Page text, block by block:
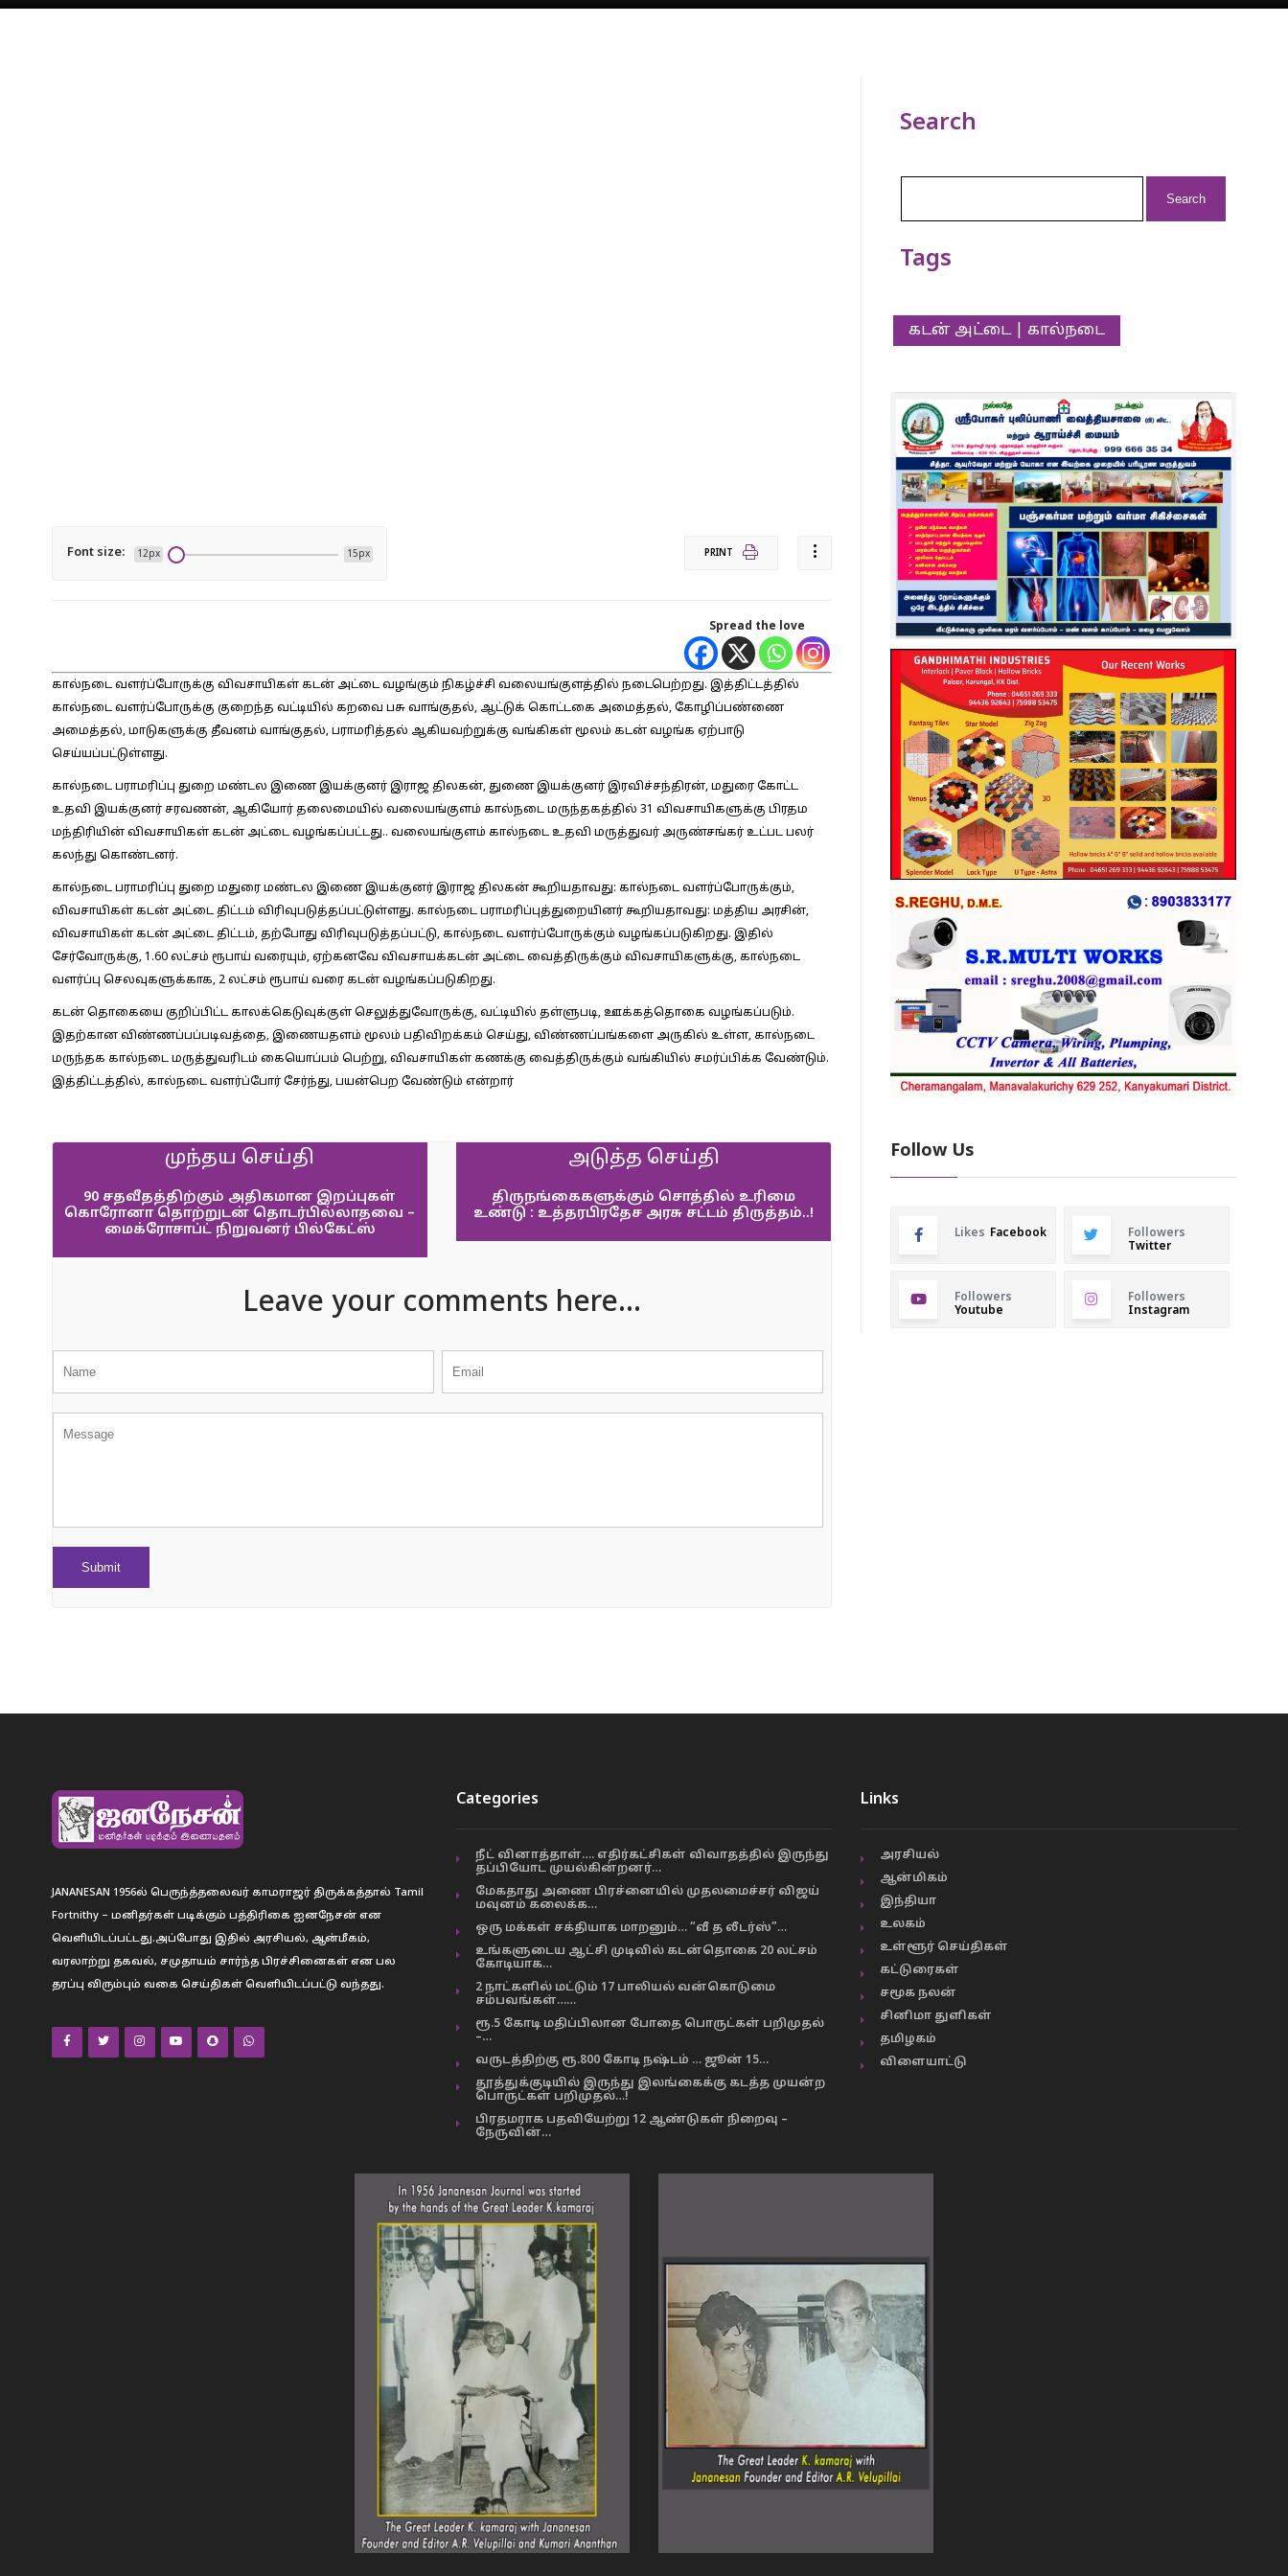
Font size: 12px 15px PRINT
Spread the love
கால்நடை வளர்ப்போருக்கு விவசாயிகள் கடன் அட்டை வழங்கும் நிகழ்ச்சி வலையங்குளத்தில் நடைபெற்றது. இத்திட்டத்தில்
கால்நடை வளர்ப்போருக்கு குறைந்த வட்டியில் கறவை பசு வாங்குதல், ஆட்டுக் கொட்டகை அமைத்தல், கோழிப்பண்ணை
அமைத்தல், மாடுகளுக்கு தீவனம் வாங்குதல், பராமரித்தல் ஆகியவற்றுக்கு வங்கிகள் மூலம் கடன் வழங்க ஏற்பாடு
செய்யப்பட்டுள்ளது.
கால்நடை பராமரிப்பு துறை மண்டல இணை இயக்குனர் இராஜ திலகன், துணை இயக்குனர் இரவிச்சந்திரன், மதுரை கோட்ட
உதவி இயக்குனர் சரவணன், ஆகியோர் தலைமையில் வலையங்குளம் கால்நடை மருந்தகத்தில் 31 விவசாயிகளுக்கு பிரதம
மந்திரியின் விவசாயிகள் கடன் அட்டை வழங்கப்பட்டது.. வலையங்குளம் கால்நடை உதவி மருத்துவர் அருண்சங்கர் உட்பட பலர்
கலந்து கொண்டனர்.
கால்நடை பராமரிப்பு துறை மதுரை மண்டல இணை இயக்குனர் இராஜ திலகன் கூறியதாவது: கால்நடை வளர்ப்போருக்கும்,
விவசாயிகள் கடன் அட்டை திட்டம் விரிவுபடுத்தப்பட்டுள்ளது. கால்நடை பராமரிப்புத்துறையினர் கூறியதாவது: மத்திய அரசின்,
விவசாயிகள் கடன் அட்டை திட்டம், தற்போது விரிவுபடுத்தப்பட்டு, கால்நடை வளர்ப்போருக்கும் வழங்கப்படுகிறது. இதில்
சேர்வோருக்கு, 1.60 லட்சம் ரூபாய் வரையும், ஏற்கனவே விவசாயக்கடன் அட்டை வைத்திருக்கும் விவசாயிகளுக்கு, கால்நடை
வளர்ப்பு செலவுகளுக்காக, 2 லட்சம் ரூபாய் வரை கடன் வழங்கப்படுகிறது.
கடன் தொகையை குறிப்பிட்ட காலக்கெடுவுக்குள் செலுத்துவோருக்கு, வட்டியில் தள்ளுபடி, ஊக்கத்தொகை வழங்கப்படும்.
இதற்கான விண்ணப்பப்படிவத்தை, இணையதளம் மூலம் பதிவிறக்கம் செய்து, விண்ணப்பங்களை அருகில் உள்ள, கால்நடை
மருந்தக கால்நடை மருத்துவரிடம் கையொப்பம் பெற்று, விவசாயிகள் கணக்கு வைத்திருக்கும் வங்கியில் சமர்ப்பிக்க வேண்டும்.
இத்திட்டத்தில், கால்நடை வளர்ப்போர் சேர்ந்து, பயன்பெற வேண்டும் என்றார்
முந்தய செய்தி
90 சதவீதத்திற்கும் அதிகமான இறப்புகள்
கொரோனா தொற்றுடன் தொடர்பில்லாதவை –
மைக்ரோசாப்ட் நிறுவனர் பில்கேட்ஸ்
அடுத்த செய்தி
திருநங்கைகளுக்கும் சொத்தில் உரிமை
உண்டு : உத்தரபிரதேச அரசு சட்டம் திருத்தம்..!
Leave your comments here...
Search
Tags
கடன் அட்டை | கால்நடை
Follow Us
Likes Facebook
Followers
Twitter
Followers
Youtube
Followers
Instagram
JANANESAN 1956ல் பெருந்த்தலைவர் காமராஜர் திருக்கத்தால் Tamil
Fortnithy – மனிதர்கள் படிக்கும் பத்திரிகை ஐனநேசன் என
வெளியிடப்பட்டது.அப்போது இதில் அரசியல், ஆன்மீகம்,
வரலாற்று தகவல், சமுதாயம் சார்ந்த பிரச்சினைகள் என பல
தரப்பு விரும்பும் வகை செய்திகள் வெளியிடப்பட்டு வந்தது.
Categories
நீட் வினாத்தாள்…. எதிர்கட்சிகள் விவாதத்தில் இருந்து
தப்பியோட முயல்கின்றனர்…
மேகதாது அணை பிரச்னையில் முதலமைச்சர் விஜய்
மவுனம் கலைக்க…
ஒரு மக்கள் சக்தியாக மாறனும்… “வீ த லீடர்ஸ்”…
உங்களுடைய ஆட்சி முடிவில் கடன்தொகை 20 லட்சம்
கோடியாக…
2 நாட்களில் மட்டும் 17 பாலியல் வன்கொடுமை
சம்பவங்கள்……
ரூ.5 கோடி மதிப்பிலான போதை பொருட்கள் பறிமுதல்
–…
வருடத்திற்கு ரூ.800 கோடி நஷ்டம் … ஜூன் 15…
தூத்துக்குடியில் இருந்து இலங்கைக்கு கடத்த முயன்ற
பொருட்கள் பறிமுதல்…!
பிரதமராக பதவியேற்று 12 ஆண்டுகள் நிறைவு –
நேருவின்…
Links
அரசியல்
ஆன்மிகம்
இந்தியா
உலகம்
உள்ளூர் செய்திகள்
கட்டுரைகள்
சமூக நலன்
சினிமா துளிகள்
தமிழகம்
விளையாட்டு